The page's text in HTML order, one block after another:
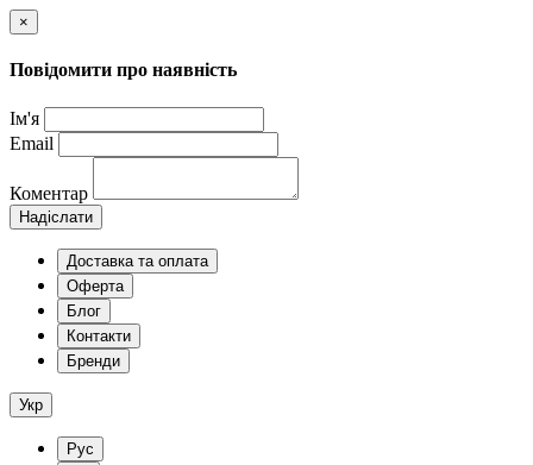
×
Повідомити про наявність
Ім'я
Email
Коментар
Надіслати
Доставка та оплата
Оферта
Блог
Контакти
Бренди
Укр
Рус